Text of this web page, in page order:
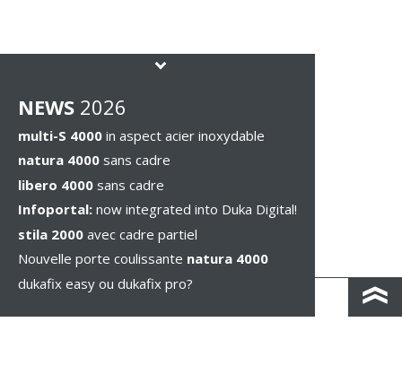
NEWS 2026
multi-S 4000 in aspect acier inoxydable
natura 4000 sans cadre
libero 4000 sans cadre
Infoportal: now integrated into Duka Digital!
stila 2000 avec cadre partiel
Nouvelle porte coulissante natura 4000
dukafix easy ou dukafix pro?